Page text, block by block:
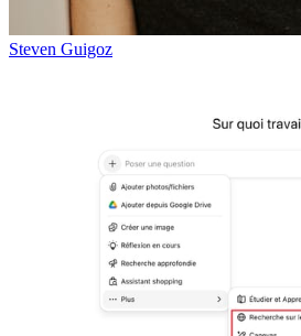
Steven Guigoz